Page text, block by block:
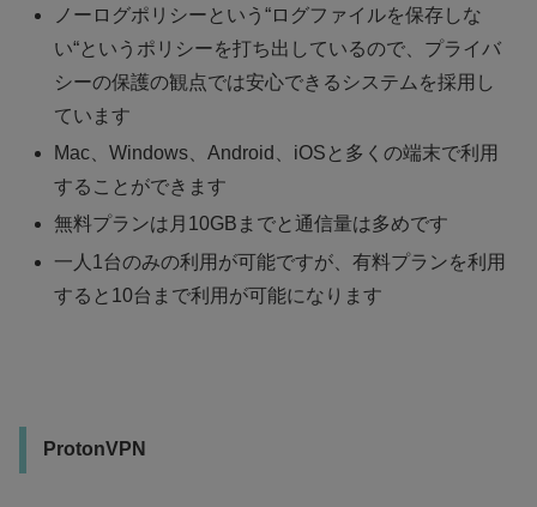
ノーログポリシーという“ログファイルを保存しな
い“というポリシーを打ち出しているので、プライバ
シーの保護の観点では安心できるシステムを採用し
ています
Mac、Windows、Android、iOSと多くの端末で利用
することができます
無料プランは月10GBまでと通信量は多めです
一人1台のみの利用が可能ですが、有料プランを利用
すると10台まで利用が可能になります
ProtonVPN